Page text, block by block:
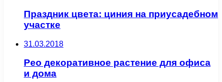
Праздник цвета: циния на приусадебном
участке
31.03.2018
Рео декоративное растение для офиса
и дома